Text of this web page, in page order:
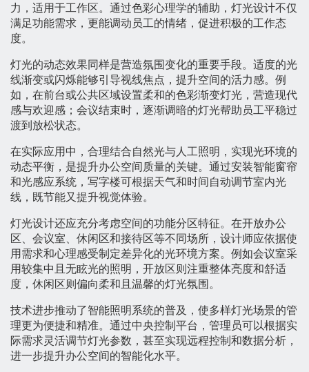
力，适用于工作区。通过色彩心理学的辅助，灯光设计不仅
满足功能需求，更能调动员工的情绪，促进积极的工作态
度。
灯光的动态效果同样是营造氛围变化的重要手段。适度的光
线渐变或闪烁能够引导视线焦点，提升空间的活力感。例
如，在前台或公共区域设置柔和的色彩渐变灯光，营造现代
感与欢迎感；会议结束时，逐渐调暗的灯光帮助员工平稳过
渡到放松状态。
在实际应用中，合理结合自然光与人工照明，实现光环境的
动态平衡，是提升办公空间质量的关键。通过安装智能窗帘
和光感应系统，写字楼可根据天气和时间自动调节室内光
线，既节能又提升视觉体验。
灯光设计还应充分考虑空间的功能分区特征。在开放办公
区、会议室、休闲区和接待区等不同场所，设计师应依据使
用需求和心理感受制定差异化的光环境方案。例如会议室采
用较集中且无眩光的照明，开放区则注重整体亮度和舒适
度，休闲区则偏向柔和且温馨的灯光氛围。
技术进步推动了智能照明系统的普及，使多样灯光场景的管
理更为便捷和精准。通过中央控制平台，管理员可以根据实
际需求灵活调节灯光参数，甚至实现远程控制和数据分析，
进一步提升办公空间的智能化水平。